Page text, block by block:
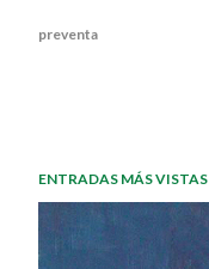
preventa
ENTRADAS MÁS VISTAS